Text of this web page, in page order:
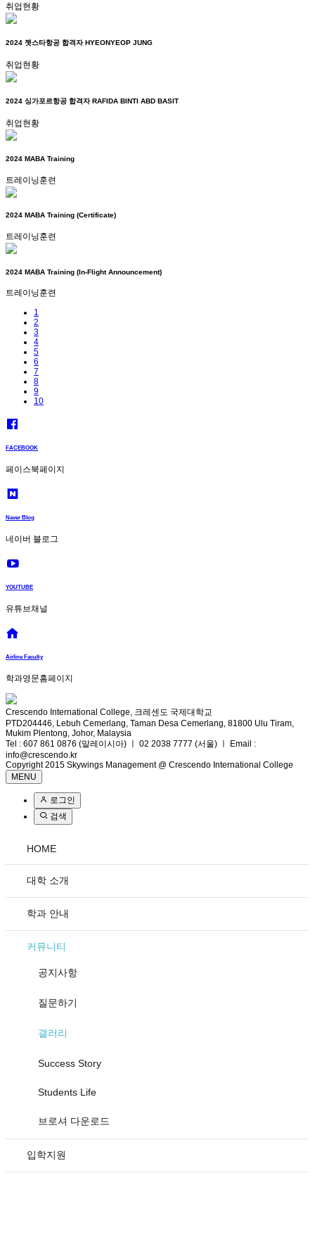
취업현황
2024 젯스타항공 합격자 HYEONYEOP JUNG
취업현황
2024 싱가포르항공 합격자 RAFIDA BINTI ABD BASIT
취업현황
2024 MABA Training
트레이닝훈련
2024 MABA Training (Certificate)
트레이닝훈련
2024 MABA Training (In-Flight Announcement)
트레이닝훈련
1
2
3
4
5
6
7
8
9
10
FACEBOOK
페이스북페이지
Naver Blog
네이버 블로그
YOUTUBE
유튜브채널
Airline Faculty
학과영문홈페이지
Crescendo International College, 크레센도 국제대학교
PTD204446, Lebuh Cemerlang, Taman Desa Cemerlang, 81800 Ulu Tiram,
Mukim Plentong, Johor, Malaysia
Tel : 607 861 0876 (말레이시아) ㅣ 02 2038 7777 (서울) ㅣ Email :
info@crescendo.kr
Copyright 2015 Skywings Management @ Crescendo International College
MENU
로그인
검색
HOME
대학 소개
학과 안내
커뮤니티
공지사항
질문하기
갤러리
Success Story
Students Life
브로셔 다운로드
입학지원